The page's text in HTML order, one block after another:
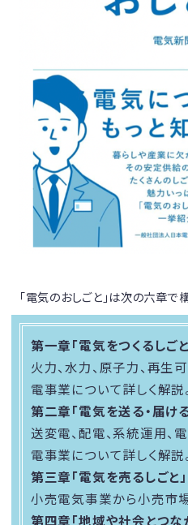
「電気のおしごと」は次の六章で
第一章「電気をつくるしごと
火力、水力、原子力、再生
電事業について詳しく解説
第二章「電気を送る・届ける
送変電、配電、系統運用、
電事業について詳しく解説
第三章「電気を売るしごと」
小売電気事業から小売市
第四章「地域や社会とつな